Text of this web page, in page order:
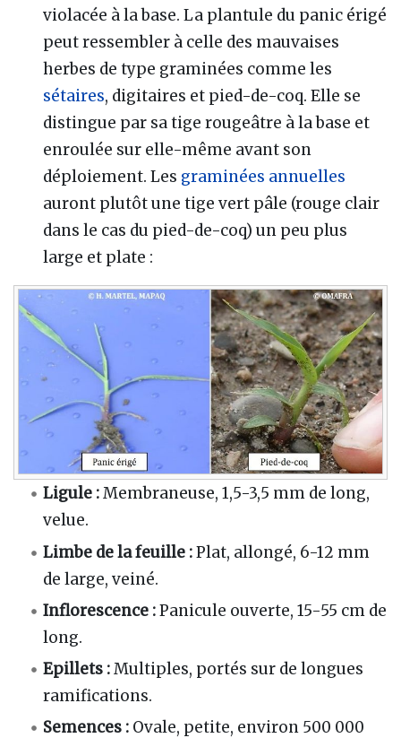
violacée à la base. La plantule du panic érigé
peut ressembler à celle des mauvaises
herbes de type graminées comme les
sétaires, digitaires et pied-de-coq. Elle se
distingue par sa tige rougeâtre à la base et
enroulée sur elle-même avant son
déploiement. Les graminées annuelles
auront plutôt une tige vert pâle (rouge clair
dans le cas du pied-de-coq) un peu plus
large et plate :
Ligule :Membraneuse, 1,5-3,5 mm de long,
velue.
Limbe de la feuille :Plat, allongé, 6-12 mm
de large, veiné.
Inflorescence :Panicule ouverte, 15-55 cm de
long.
Epillets :Multiples, portés sur de longues
ramifications.
Semences : Ovale, petite, environ 500 000